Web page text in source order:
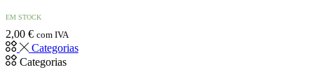
EM STOCK
2,00 € com IVA
Categorias
Categorias